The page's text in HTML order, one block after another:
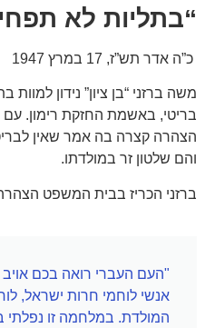
“בתליות לא
כ”ה אדר תש”ז, 17 במרץ 1947
משה ברזני “בן ציון” נידון למוות
בריטי, באשמת החזקת רימון.
הצהרה קצרה בה אמר שאין
והם שלטון זר במולדתו.
ברזני הכריז בבית המשפט
"העם העברי רואה בכם אויב
אנשי לוחמי חרות ישראל,
המולדת. במלחמה זו נפלתי